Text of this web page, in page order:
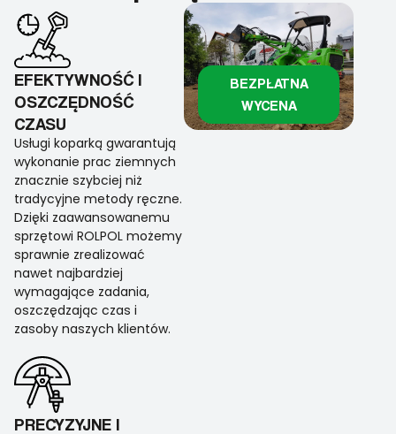
EFEKTYWNOŚĆ I
OSZCZĘDNOŚĆ
CZASU
Usługi koparką gwarantują
wykonanie prac ziemnych
znacznie szybciej niż
tradycyjne metody ręczne.
Dzięki zaawansowanemu
sprzętowi ROLPOL możemy
sprawnie zrealizować
nawet najbardziej
wymagające zadania,
oszczędzając czas i
zasoby naszych klientów.
PRECYZYJNE I
BEZPŁATNA
WYCENA